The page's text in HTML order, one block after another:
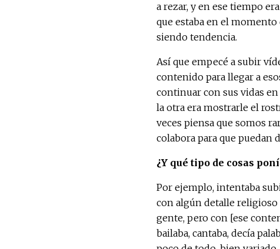
a rezar, y en ese tiempo
que estaba en el momento
siendo tendencia.
Así que empecé a subir
contenido para llegar a
continuar con sus vidas en
la otra era mostrarle el
veces piensa que somos
colabora para que puedan
¿Y qué tipo de cosas
Por ejemplo, intentaba
con algún detalle religioso
gente, pero con [ese
bailaba, cantaba, decía